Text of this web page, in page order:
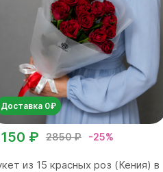
Доставка 0₽
2850 ₽ -25%
₽
из 15 красных роз (Кения) в